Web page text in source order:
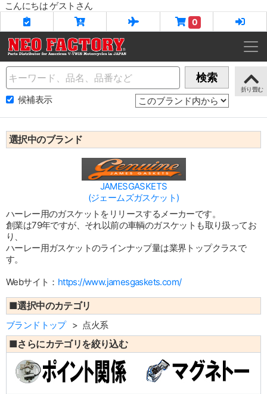
こんにちは ゲストさん
0
Name 検索
候補表示
選択中のブランド
JAMESGASKETS
(ジェームズガスケット)
ハーレー用のガスケットをリリースするメーカーです。
創業は79年ですが、それ以前の車輌のガスケットも取り扱ってお
り、
ハーレー用ガスケットのラインナップ量は業界トップクラスで
す。
Webサイト： https://www.jamesgaskets.com/
■選択中のカテゴリ
ブランドトップ 点火系
■さらにカテゴリを絞り込む